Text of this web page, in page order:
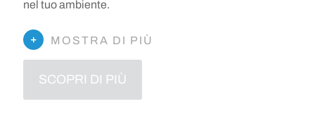
nel tuo ambiente.
MOSTRA DI PIÙ
SCOPRI DI PIÙ